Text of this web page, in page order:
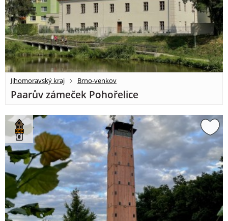
Jihomoravský kraj Brno-venkov
Paarův zámeček Pohořelice